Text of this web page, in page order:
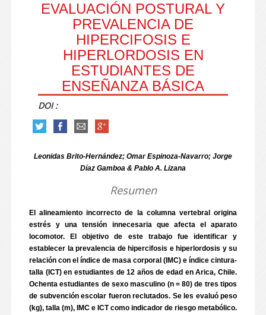
EVALUACIÓN POSTURAL Y
PREVALENCIA DE
HIPERCIFOSIS E
HIPERLORDOSIS EN
ESTUDIANTES DE
ENSEÑANZA BÁSICA
DOI :
Leonidas Brito-Hernández; Omar Espinoza-Navarro; Jorge
Díaz Gamboa & Pablo A. Lizana
Resumen
El alineamiento incorrecto de la columna vertebral origina
estrés y una tensión innecesaria que afecta el aparato
locomotor. El objetivo de este trabajo fue identificar y
establecer la prevalencia de hipercifosis e hiperlordosis y su
relación con el índice de masa corporal (IMC) e índice cintura-
talla (ICT) en estudiantes de 12 años de edad en Arica, Chile.
Ochenta estudiantes de sexo masculino (n = 80) de tres tipos
de subvención escolar fueron reclutados. Se les evaluó peso
(kg), talla (m), IMC e ICT como indicador de riesgo metabólico.